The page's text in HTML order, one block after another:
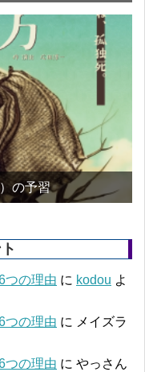
の予習
つの理由 に kodou よ
つの理由 に メイズラ
つの理由 に やっさん